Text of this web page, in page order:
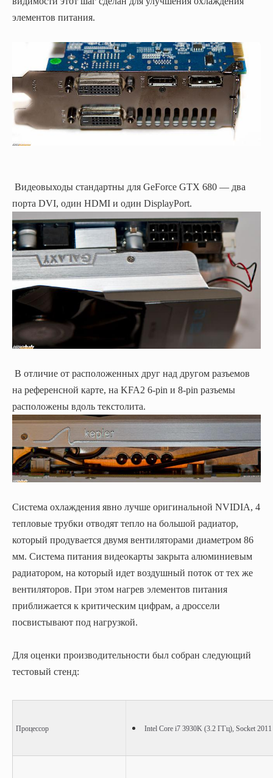
элементов питания.
Видеовыходы стандартны для GeForce GTX 680 — два
порта DVI, один HDMI и один DisplayPort.
В отличие от расположенных друг над другом разъемов
на референсной карте, на KFA2 6-pin и 8-pin разъемы
расположены вдоль текстолита.
Система охлаждения явно лучше оригинальной NVIDIA, 4
тепловые трубки отводят тепло на большой радиатор,
который продувается двумя вентиляторами диаметром 86
мм. Система питания видеокарты закрыта алюминиевым
радиатором, на который идет воздушный поток от тех же
вентиляторов. При этом нагрев элементов питания
приближается к критическим цифрам, а дроссели
посвистывают под нагрузкой.
Для оценки производительности был собран следующий
тестовый стенд:
Процессор Intel Core i7 3930K (3.2 ГГц), Socket 2011